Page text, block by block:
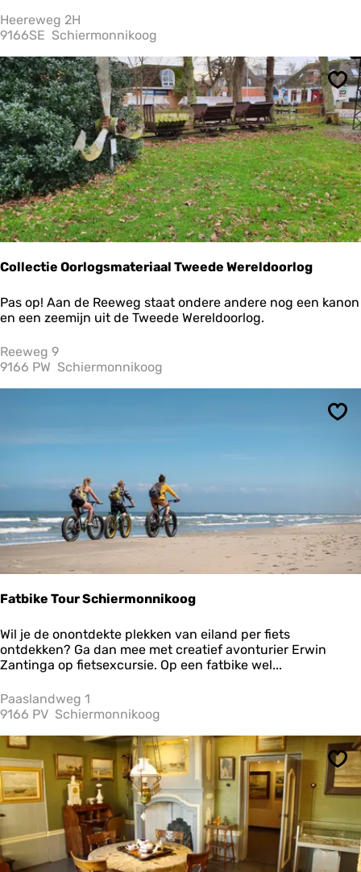
T
u
n
n
a
a
s
t
d
e
B
r
a
n
d
i
n
Heereweg 2H
9166SE Schiermonnikoog
Collectie Oorlogsmateriaal Tweede Wereldoorlog
C
o
l
e
t
l
g
s
m
t
e
r
a
a
l
w
e
d
e
W
e
r
e
l
d
Pas op! Aan de Reeweg staat ondere andere nog een kanon
en een zeemijn uit de Tweede Wereldoorlog.
Reeweg 9
9166 PW Schiermonnikoog
Fatbike Tour Schiermonnikoog
F
a
t
i
k
T
o
u
r
S
c
i
e
Wil je de onontdekte plekken van eiland per fiets
ontdekken? Ga dan mee met creatief avonturier Erwin
Zantinga op fietsexcursie. Op een fatbike wel...
Paaslandweg 1
9166 PV Schiermonnikoog